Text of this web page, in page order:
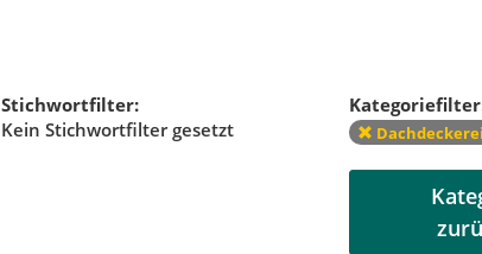
Stichwortfilter:
Kein Stichwortfilter gesetzt